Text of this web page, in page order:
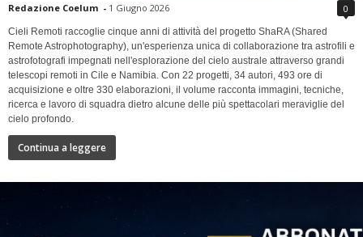
Redazione Coelum - 1 Giugno 2026 0
Cieli Remoti raccoglie cinque anni di attività del progetto ShaRA (Shared
Remote Astrophotography), un'esperienza unica di collaborazione tra astrofili e
astrofotografi impegnati nell'esplorazione del cielo australe attraverso grandi
telescopi remoti in Cile e Namibia. Con 22 progetti, 34 autori, 493 ore di
acquisizione e oltre 330 elaborazioni, il volume racconta immagini, tecniche,
ricerca e lavoro di squadra dietro alcune delle più spettacolari meraviglie del
cielo profondo.
Continua a leggere